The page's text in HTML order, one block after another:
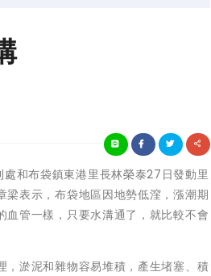
和布袋鎮東港里長林榮泰27日發動里
表示，布袋地區因地勢低漥，漲潮期
管一樣，只要水溝通了，就比較不會
淤泥和雜物容易堆積，產生堵塞、積